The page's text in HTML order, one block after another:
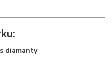
diamanty